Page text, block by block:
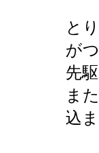
と
が
先
ま
込